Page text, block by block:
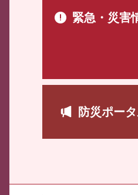
緊急・災害
防災ポー